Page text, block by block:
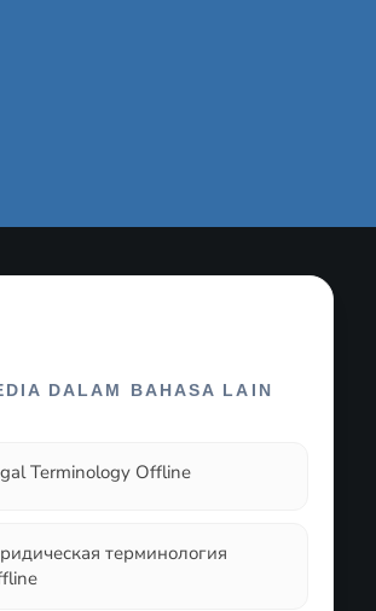
DALAM BAHASA LAIN
Terminology Offline
терминология